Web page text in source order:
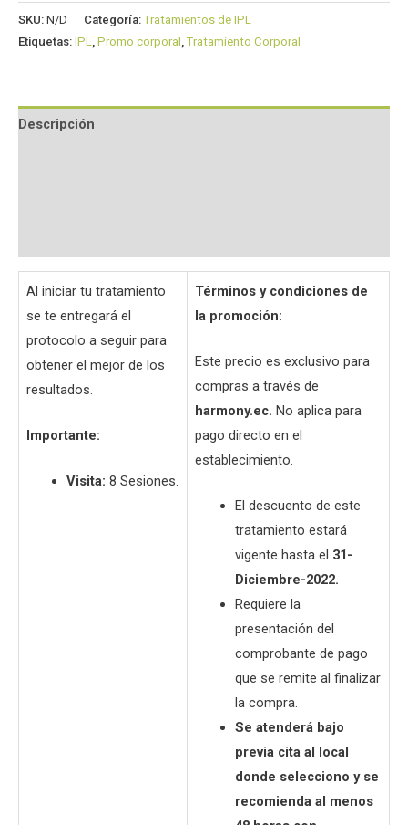
SKU: N/D Categoría:Tratamientos de IPL
Etiquetas: IPL Promo corporal ,Tratamiento Corporal
Descripción
Al iniciar tu tratamiento
se te entregará el
protocolo a seguir para
obtener el mejor de los
resultados.
Importante:
Visita: 8 Sesiones.
Términos y condiciones de
la promoción:
Este precio es exclusivo para
compras a través de
harmony.ec. No aplica para
pago directo en el
establecimiento.
El descuento de este
tratamiento estará
vigente hasta el 31-
Diciembre-2022.
Requiere la
presentación del
comprobante de pago
que se remite al finalizar
la compra.
Se atenderá bajo
previa cita al local
donde selecciono y se
recomienda al menos